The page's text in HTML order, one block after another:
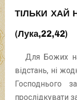
ТІЛЬКИ ХАЙ
(Лука,22,42)
Для Божих
відстань, ні
Господнього
прослідкувати